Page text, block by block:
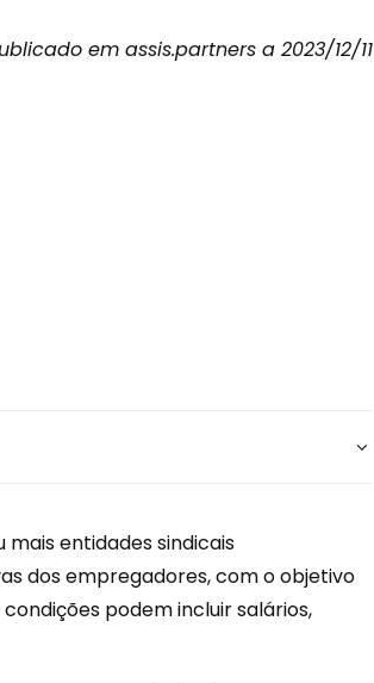
em assis.partners a 2023/12/11
entidades sindicais
dos empregadores, com o objetivo
podem incluir salários,